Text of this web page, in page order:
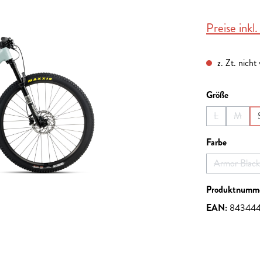
Preise
z. Zt. nicht
Größe
L
(Diese
M
(Diese
Farbeauswählen
Armor
EAN: